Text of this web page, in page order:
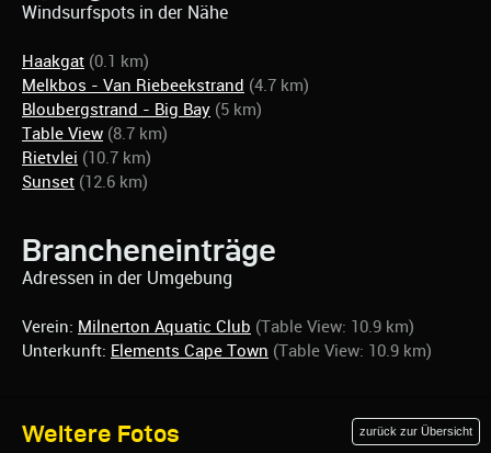
Windsurfspots in der Nähe
Haakgat (0.1 km)
Melkbos - Van Riebeekstrand (4.7 km)
Bloubergstrand - Big Bay (5 km)
Table View (8.7 km)
Rietvlei (10.7 km)
Sunset (12.6 km)
Brancheneinträge
Adressen in der Umgebung
Verein: Milnerton Aquatic Club (Table View: 10.9 km)
Unterkunft: Elements Cape Town (Table View: 10.9 km)
Weitere Fotos zurück zur Übersicht